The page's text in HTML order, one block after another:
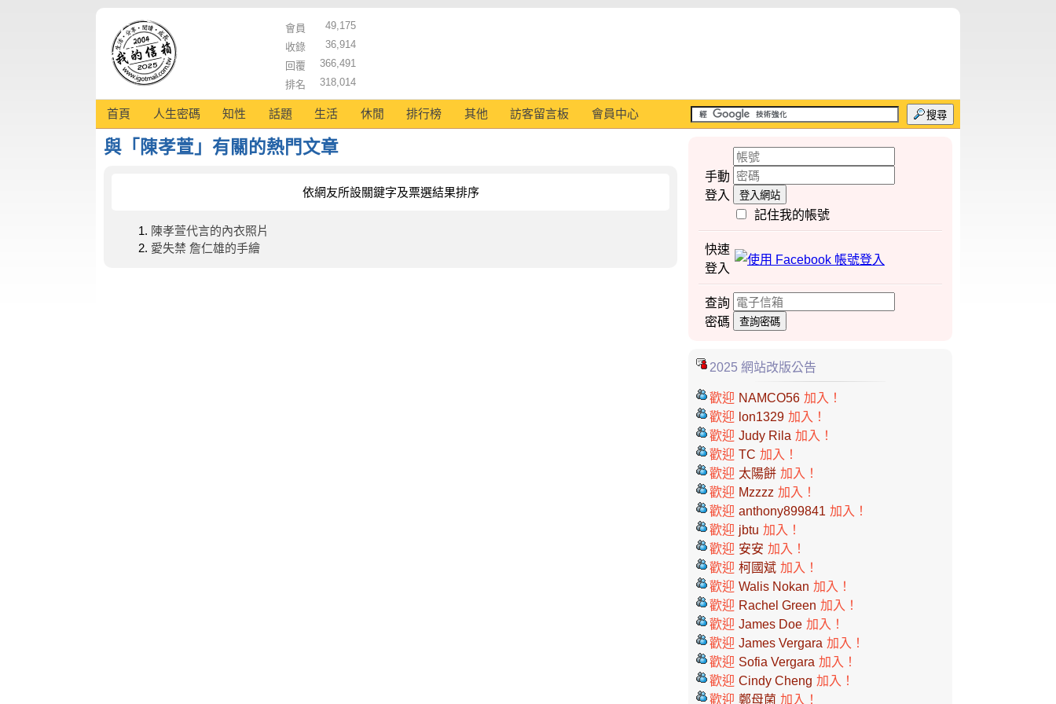
會員
49,175
收錄
36,914
回覆
366,491
排名
318,014
首頁 人生密碼 知性 話題 生活 休閒 排行榜 其他 訪客留言板 會員中心 搜尋
與「陳孝萱」有關的熱門文章
依網友所設關鍵字及票選結果排序
陳孝萱代言的內衣照片
愛失禁 詹仁雄的手繪
手動
登入
登入網站
記住我的帳號
快速
登入
查詢
密碼
查詢密碼
2025 網站改版公告
歡迎 NAMCO56 加入！
歡迎 lon1329 加入！
歡迎 Judy Rila 加入！
歡迎 TC 加入！
歡迎 太陽餅 加入！
歡迎 Mzzzz 加入！
歡迎 anthony899841 加入！
歡迎 jbtu 加入！
歡迎 安安 加入！
歡迎 柯國斌 加入！
歡迎 Walis Nokan 加入！
歡迎 Rachel Green 加入！
歡迎 James Doe 加入！
歡迎 James Vergara 加入！
歡迎 Sofia Vergara 加入！
歡迎 Cindy Cheng 加入！
歡迎 鄭母菌 加入！